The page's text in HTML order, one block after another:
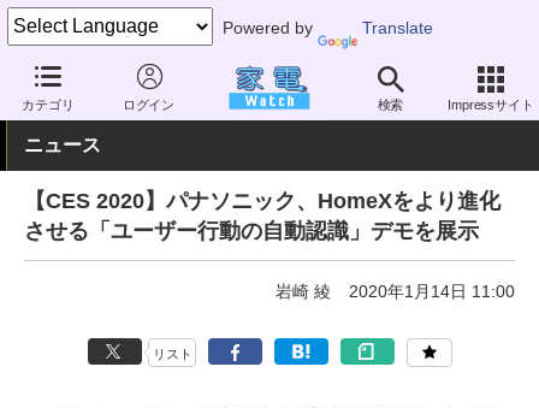
Powered by Translate
カテゴリ ログイン 検索 Impressサイト
家電 Watch イベント CES 2020
ニュース
【CES 2020】パナソニック、HomeXをより進化
させる「ユーザー行動の自動認識」デモを展示
岩崎 綾 2020年1月14日 11:00
リスト